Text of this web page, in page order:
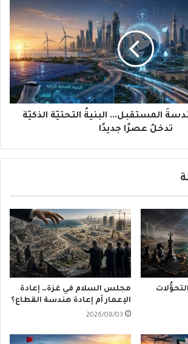
المستقبل... البنيةُ التحتيّة الذكيّة
تدخلُ عصرًا جديدًا
مجلس السلام في غزة… إعادة
الإعمار أم إعادة هندسة القطاع؟
2026/08/03